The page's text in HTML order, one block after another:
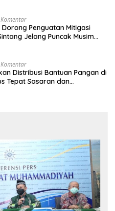
Dorong Penguatan Mitigasi
Jelang Puncak Musim
Distribusi Bantuan Pangan di
Tepat Sasaran dan